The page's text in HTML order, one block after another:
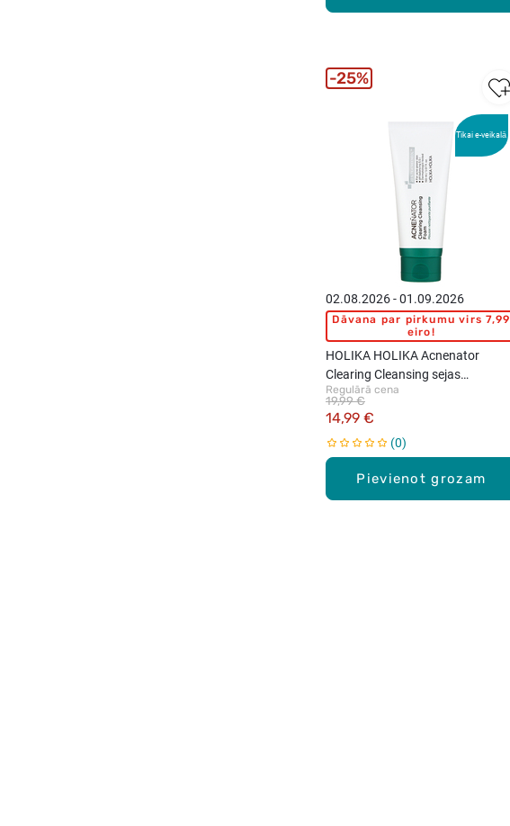
Tikai e-veikalā
Pievienot grozam
02.08.2026 - 01.09.2026
Dāvana par pirkumu virs 7,99
eiro!
HOLIKA HOLIKA Acnenator
Clearing Cleansing sejas
mazgāšanas putas, 150ml
Regulārā cena
14,99 €
19,99 €
0
25%